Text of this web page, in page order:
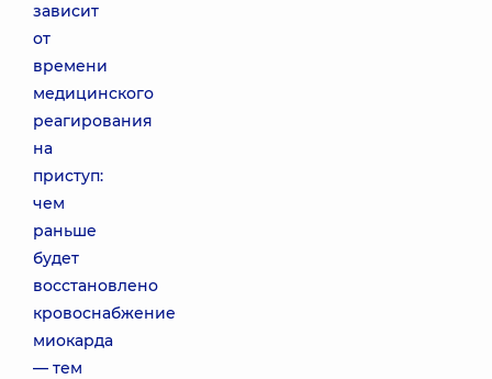
зависит
от
времени
медицинского
реагирования
на
приступ:
чем
раньше
будет
восстановлено
кровоснабжение
миокарда
— тем